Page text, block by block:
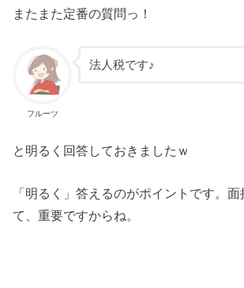
またまた定番の質問っ！
フルーツ
法人税です♪
と明るく回答しておきましたｗ
「明るく」答えるのがポイントです。
て、重要ですからね。